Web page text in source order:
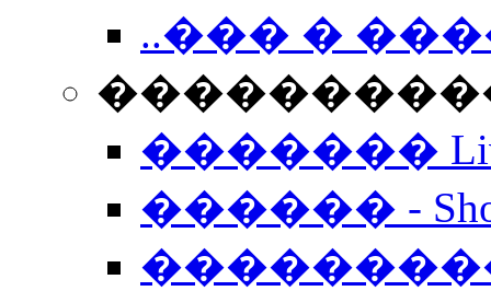
..��� �
����������
�������
������ -